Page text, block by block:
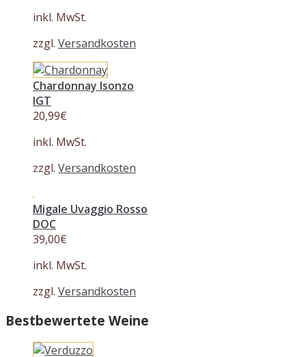
inkl. MwSt.
zzgl. Versandkosten
Chardonnay Isonzo
IGT
20,99€
inkl. MwSt.
zzgl. Versandkosten
Migale Uvaggio Rosso
DOC
39,00€
inkl. MwSt.
zzgl. Versandkosten
Bestbewertete Weine